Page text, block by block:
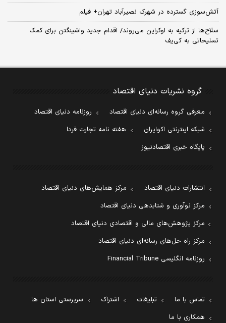
آتش‌سوزی گسترده در شهرک نصیرآباد تهران+ فیلم
سلاح‌ها از ترکیه به اوکراین می‌روند/ اقدام جدید واشینگتن برای کمک
تسلیحاتی به کی‌یف
گروه نشریات دنیای اقتصاد
معرفی گروه رسانه‌ای دنیای اقتصاد
روزنامه دنیای اقتصاد
شبکه اینترنتی اکوایران
هفته نامه تجارت فردا
پایگاه خبری اقتصادنیوز
انتشارات دنیای اقتصاد
مرکز همایش‌های دنیای اقتصاد
مرکز نوآوری و شتابدهی دنیای اقتصاد
مرکز پژوهش‌های مالی و اقتصادی دنیای اقتصاد
مرکز راه حل‌های رسانه‌ای دنیای اقتصاد
روزنامه انگلیسی Financial Tribune
تماس با ما تبلیغات اشتراک
سرپرستی استان ها
همکاری با ما